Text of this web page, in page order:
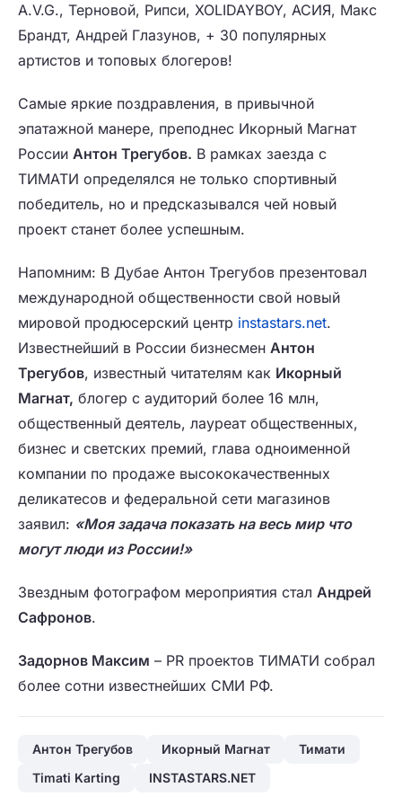
A.V.G., Терновой, Рипси, XOLIDAYBOY, АСИЯ, Макс
Брандт, Андрей Глазунов, + 30 популярных
артистов и топовых блогеров!
Самые яркие поздравления, в привычной
эпатажной манере, преподнес Икорный Магнат
России Антон Трегубов. В рамках заезда с
ТИМАТИ определялся не только спортивный
победитель, но и предсказывался чей новый
проект станет более успешным.
Напомним: В Дубае Антон Трегубов презентовал
международной общественности свой новый
мировой продюсерский центр instastars.net.
Известнейший в России бизнесмен Антон
Трегубов, известный читателям как Икорный
Магнат, блогер c аудиторий более 16 млн,
общественный деятель, лауреат общественных,
бизнес и светских премий, глава одноименной
компании по продаже высококачественных
деликатесов и федеральной сети магазинов
заявил: «Моя задача показать на весь мир что
могут люди из России!»
Звездным фотографом мероприятия стал Андрей
Сафронов.
Задорнов Максим – PR проектов ТИМАТИ собрал
более сотни известнейших СМИ РФ.
Антон Трегубов Икорный Магнат
Тимати
Timati Karting
INSTASTARS.NET